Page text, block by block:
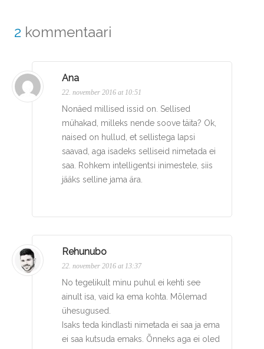
2 kommentaari
Ana
22. november 2016 at 10:51
Nonäed millised issid on. Sellised
mühakad, milleks nende soove täita? Ok,
naised on hullud, et sellistega lapsi
saavad, aga isadeks selliseid nimetada ei
saa. Rohkem intelligentsi inimestele, siis
jääks selline jama ära.
Rehunubo
22. november 2016 at 13:37
No tegelikult minu puhul ei kehti see
ainult isa, vaid ka ema kohta. Mõlemad
ühesugused.
Isaks teda kindlasti nimetada ei saa ja ema
ei saa kutsuda emaks. Õnneks aga ei oled